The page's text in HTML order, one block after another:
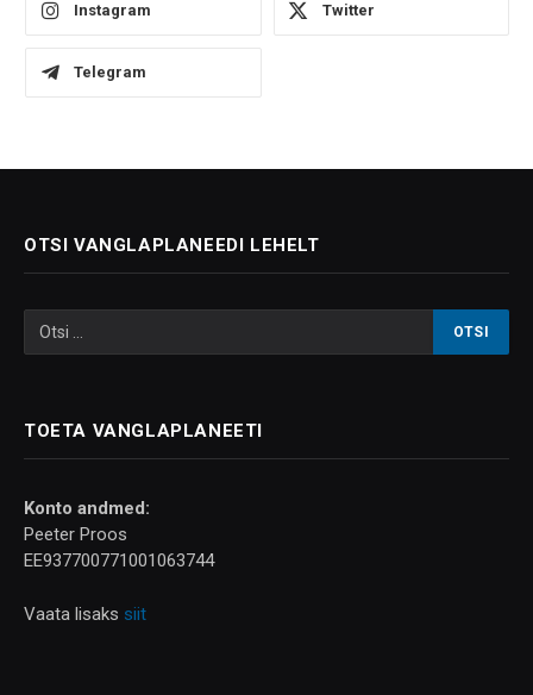
Instagram Twitter
Telegram
OTSI VANGLAPLANEEDI LEHELT
TOETA VANGLAPLANEETI
Konto andmed:
Peeter Proos
EE937700771001063744
Vaata lisaks siit